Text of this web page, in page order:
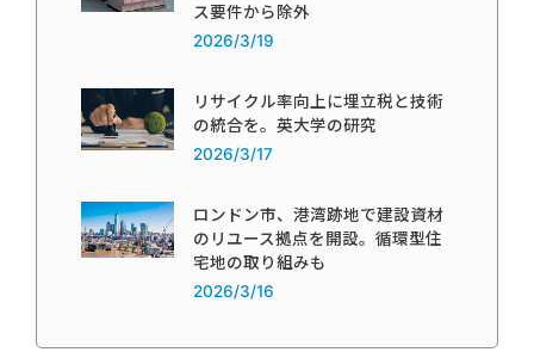
ス要件から除外
2026/3/19
リサイクル率向上に埋立税と技術
の統合を。英大学の研究
2026/3/17
ロンドン市、港湾跡地で建設資材
のリユース拠点を開設。循環型住
宅地の取り組みも
2026/3/16